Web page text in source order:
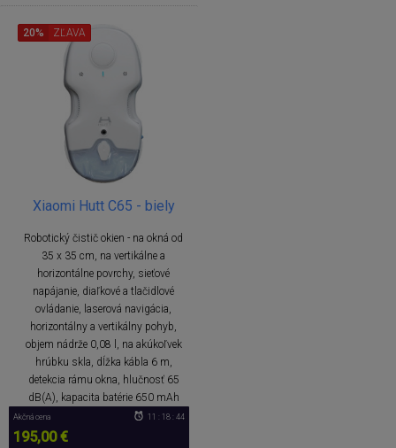
Xiaomi Hutt C65 - biely
Robotický čistič okien - na okná od
35 x 35 cm, na vertikálne a
horizontálne povrchy, sieťové
napájanie, diaľkové a tlačidlové
ovládanie, laserová navigácia,
horizontálny a vertikálny pohyb,
objem nádrže 0,08 l, na akúkoľvek
hrúbku skla, dĺžka kábla 6 m,
detekcia rámu okna, hlučnosť 65
dB(A), kapacita batérie 650 mAh
20% ZĽAVA
Akčná cena
195,00 €
11 : 18 : 44